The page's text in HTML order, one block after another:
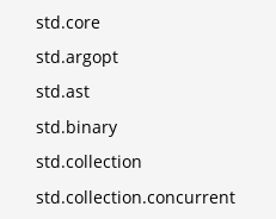
std.core
std.argopt
std.ast
std.binary
std.collection
std.collection.concurrent